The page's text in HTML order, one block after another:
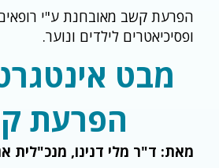
הפרעת קשב מאובחנת ע"י רופאים
ופסיכיאטרים לילדים ונוער.
מבט
הפרעת
מאת: ד"ר מלי דנינו, מנכ"לית